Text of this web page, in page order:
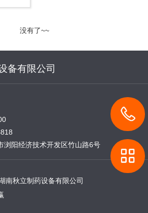
没有了~~
备有限公司
浏阳经济技术开发区竹山路6号
南秋立制药设备有限公司